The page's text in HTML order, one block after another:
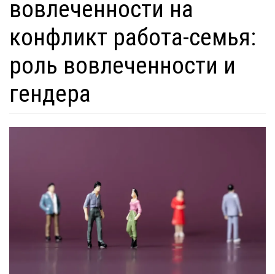
вовлеченности на
конфликт работа-семья:
роль вовлеченности и
гендера